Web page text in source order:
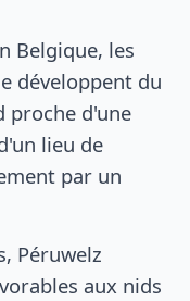
Belgique, les
développent du
proche d'une
lieu de
par un
Péruwelz
aux nids